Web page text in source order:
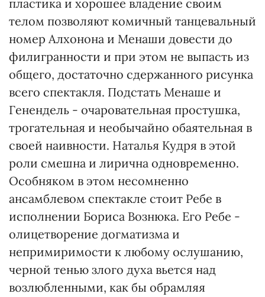
пластика и хорошее владение своим
телом позволяют комичный танцевальный
номер Алхонона и Менаши довести до
филигранности и при этом не выпасть из
общего, достаточно сдержанного рисунка
всего спектакля. Подстать Менаше и
Генендель - очаровательная простушка,
трогательная и необычайно обаятельная в
своей наивности. Наталья Кудря в этой
роли смешна и лирична одновременно.
Особняком в этом несомненно
ансамблевом спектакле стоит Ребе в
исполнении Бориса Вознюка. Его Ребе -
олицетворение догматизма и
непримиримости к любому ослушанию,
черной тенью злого духа вьется над
возлюбленными, как бы обрамляя